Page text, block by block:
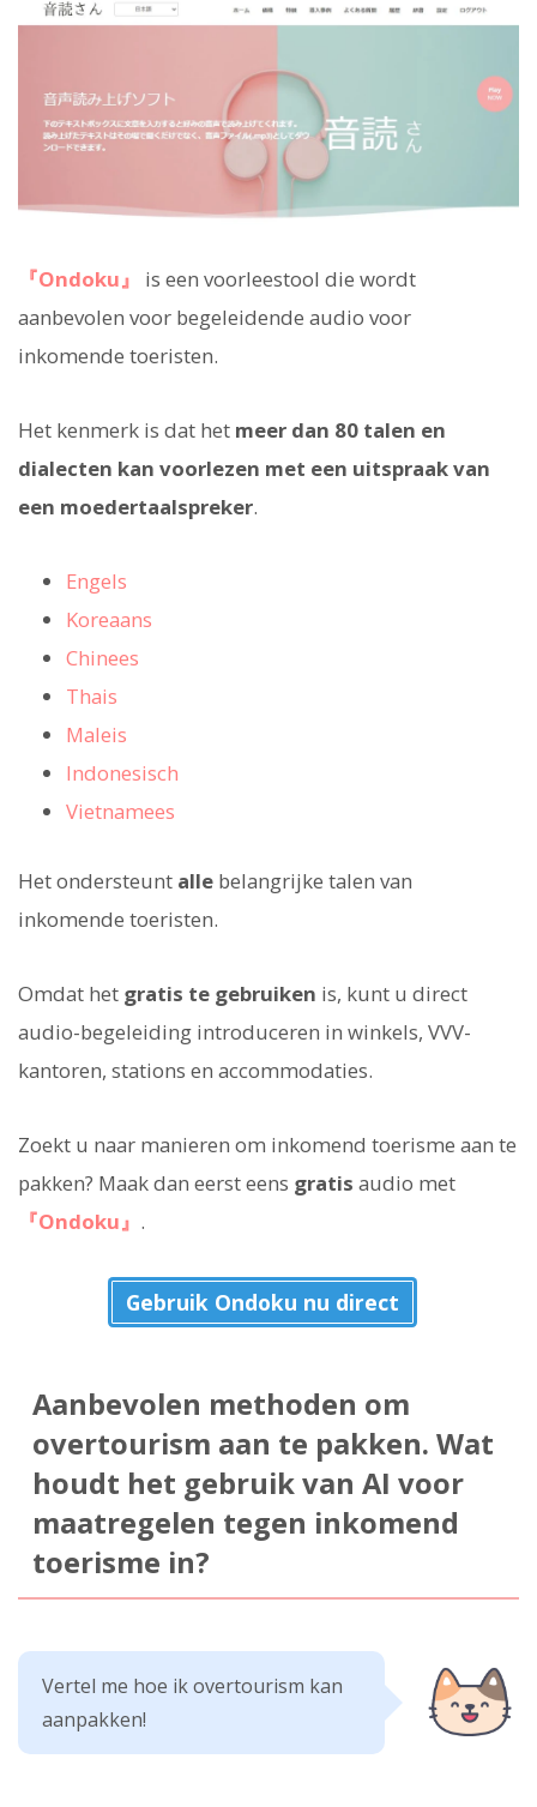
『Ondoku』
is een voorleestool die wordt
aanbevolen voor begeleidende audio voor
inkomende toeristen.
Het kenmerk is dat het meer dan 80 talen en
dialecten kan voorlezen met een uitspraak van
een moedertaalspreker.
Engels
Koreaans
Chinees
Thais
Maleis
Indonesisch
Vietnamees
Het ondersteunt alle belangrijke talen van
inkomende toeristen.
Omdat het gratis te gebruiken is, kunt u direct
audio-begeleiding introduceren in winkels, VVV-
kantoren, stations en accommodaties.
Zoekt u naar manieren om inkomend toerisme aan te
pakken? Maak dan eerst eens gratis audio met
『Ondoku』 .
Gebruik Ondoku nu direct
Aanbevolen methoden om
overtourism aan te pakken. Wat
houdt het gebruik van AI voor
maatregelen tegen inkomend
toerisme in?
Vertel me hoe ik overtourism kan
aanpakken!